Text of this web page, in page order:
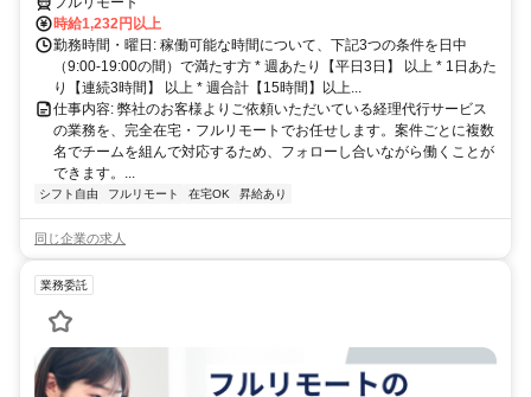
時給1,232円以上
勤務時間・曜日: 稼働可能な時間について、下記3つの条件を日中
（9:00-19:00の間）で満たす方 * 週あたり【平日3日】 以上 * 1日あた
り【連続3時間】 以上 * 週合計【15時間】以上...
仕事内容: 弊社のお客様よりご依頼いただいている経理代行サービス
の業務を、完全在宅・フルリモートでお任せします。案件ごとに複数
名でチームを組んで対応するため、フォローし合いながら働くことが
できます。...
シフト自由 フルリモート 在宅OK 昇給あり
同じ企業の求人
業務委託